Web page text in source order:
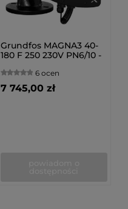
Grundfos MAGNA3 40-
180 F 250 230V PN6/10 -
979242726 ocen
7 745,00 zł